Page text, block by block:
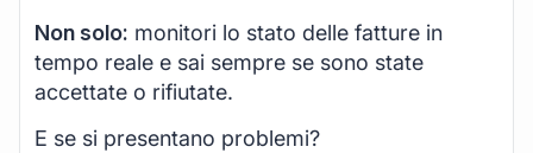
Non solo: monitori lo stato delle fatture in
tempo reale e sai sempre se sono state
accettate o rifiutate.
E se si presentano problemi?